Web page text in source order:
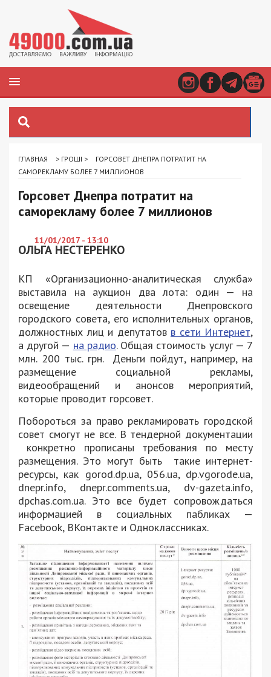
ГЛАВНАЯ > ГРОШІ >
ГОРСОВЕТ ДНЕПРА ПОТРАТИТ НА
САМОРЕКЛАМУ БОЛЕЕ 7 МИЛЛИОНОВ
Горсовет Днепра потратит на
саморекламу более 7 миллионов
11/01/2017 - 13:10
ОЛЬГА НЕСТЕРЕНКО
КП «Организационно-аналитическая служба»
выставила на аукцион два лота: один — на
освещение деятельности Днепровского
городского совета, его исполнительных органов,
должностных лиц и депутатов в сети Интернет,
а другой — на радио. Общая стоимость услуг — 7
млн. 200 тыс. грн. Деньги пойдут, например, на
размещение социальной рекламы,
видеообращений и анонсов мероприятий,
которые проводит горсовет.
Побороться за право рекламировать городской
совет смогут не все. В тендерной документации
конкретно прописаны требования по месту
размещения. Это могут быть такие интернет-
ресурсы, как gorod.dp.ua, 056.ua, dp.vgorode.ua,
dnepr.info, dnepr.comments.ua, dv-gazeta.info,
dpchas.com.ua. Это все будет сопровождаться
информацией в социальных пабликах —
Facebook, ВКонтакте и Одноклассниках.